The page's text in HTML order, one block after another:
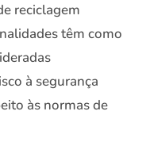
reciclagem
têm como
à segurança
às normas de